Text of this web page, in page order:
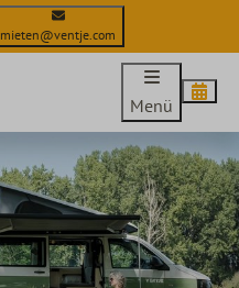
mieten@ventje.com
Menü